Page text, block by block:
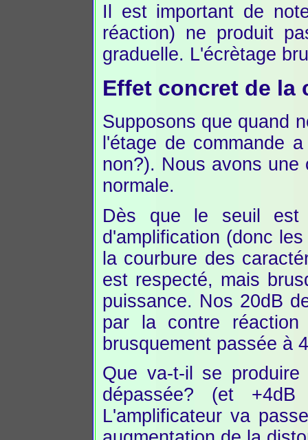
Il est important de
réaction) ne produit
graduelle. L'écrètage
Effet concret de la
Supposons que quand
l'étage de commande
non?). Nous avons
normale.
Dès que le seuil est
d'amplification (donc
la courbure des
est respecté, mais
puissance. Nos 20dB
par la contre
brusquement passée à
Que va-t-il se
dépassée? (et
L'amplificateur va